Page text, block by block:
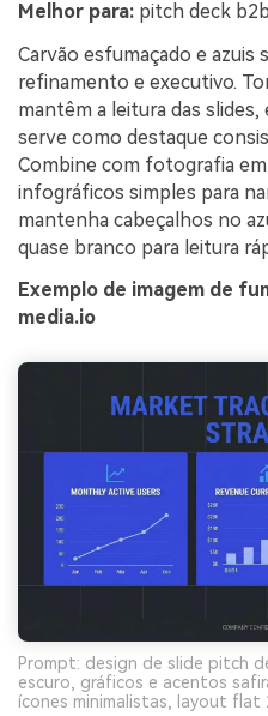
Melhor para: pitch deck b2b
Carvão esfumaçado e azuis
refinamento e executivo.
mantêm a leitura das
serve como destaque
Combine com fotografia em
infográficos simples para
mantenha cabeçalhos no
quase branco para leitura
Exemplo de imagem de
media.io
Prompt: design de slide pitch
escuro, gráficos e acentos
ícones minimalistas, layout flat